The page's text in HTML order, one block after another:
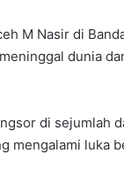
M Nasir di
dunia
di sejumlah
mengalami luka